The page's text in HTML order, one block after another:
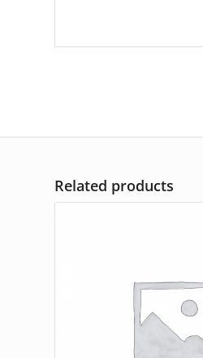
Related products